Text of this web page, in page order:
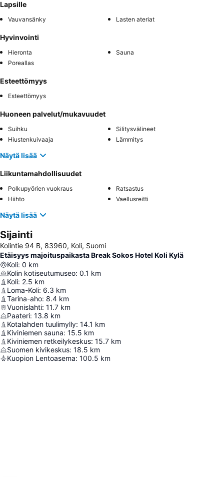
Lapsille
Vauvansänky Lasten ateriat
Hyvinvointi
Hieronta
Sauna
Poreallas
Esteettömyys
Esteettömyys
Huoneen palvelut/mukavuudet
Suihku
Silitysvälineet
Hiustenkuivaaja
Lämmitys
Näytä lisää
Liikuntamahdollisuudet
Polkupyörien vuokraus
Ratsastus
Hiihto
Vaellusreitti
Näytä lisää
Sijainti
Kolintie 94 B, 83960, Koli, Suomi
Etäisyys majoituspaikasta Break Sokos Hotel Koli Kylä
Koli: 0 km
Kolin kotiseutumuseo: 0.1 km
Koli: 2.5 km
Loma-Koli: 6.3 km
Tarina-aho: 8.4 km
Vuonislahti: 11.7 km
Paateri: 13.8 km
Kotalahden tuulimylly: 14.1 km
Kiviniemen sauna: 15.5 km
Kiviniemen retkeilykeskus: 15.7 km
Suomen kivikeskus: 18.5 km
Kuopion Lentoasema: 100.5 km